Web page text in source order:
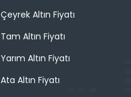
Çeyrek Altın Fiyatı
Tam Altın Fiyatı
Yarım Altın Fiyatı
Ata Altın Fiyatı